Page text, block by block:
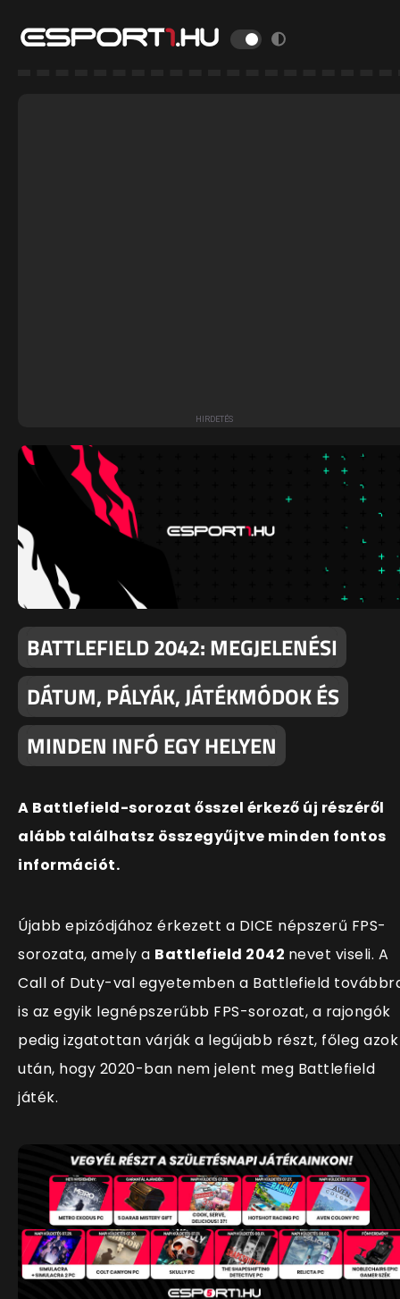
BATTLEFIELD 2042: MEGJELENÉSI
DÁTUM, PÁLYÁK, JÁTÉKMÓDOK ÉS
MINDEN INFÓ EGY HELYEN
A Battlefield-sorozat ősszel érkező új részéről
alább találhatsz összegyűjtve minden fontos
információt.
Újabb epizódjához érkezett a DICE népszerű FPS-
sorozata, amely a Battlefield 2042 nevet viseli. A
Call of Duty-val egyetemben a Battlefield
is az egyik legnépszerűbb FPS-sorozat, a rajongók
pedig izgatottan várják a legújabb részt, főleg azok
után, hogy 2020-ban nem jelent meg Battlefield
játék.